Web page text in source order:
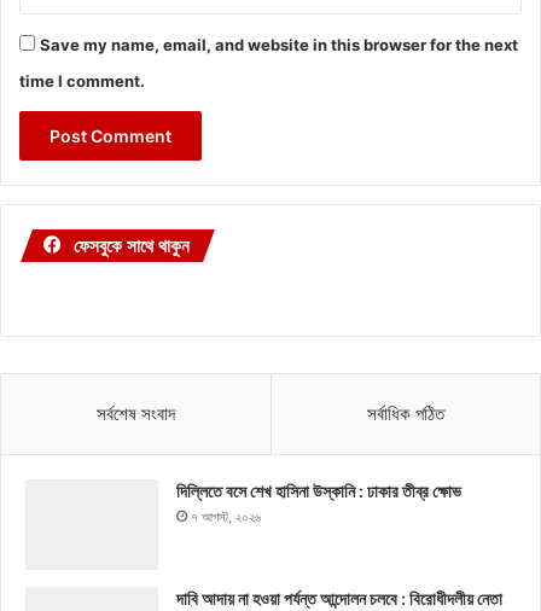
Save my name, email, and website in this browser for the next
time I comment.
ফেসবুকে সাথে থাকুন
সর্বশেষ সংবাদ সর্বাধিক পঠিত
দিল্লিতে বসে শেখ হাসিনা উস্কানি : ঢাকার তীব্র ক্ষোভ
৭ আগস্ট, ২০২৬
দাবি আদায় না হওয়া পর্যন্ত আন্দোলন চলবে : বিরোধীদলীয় নেতা